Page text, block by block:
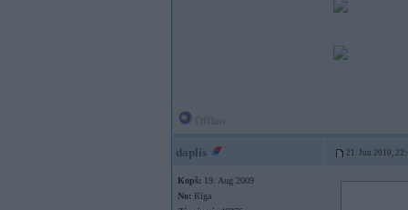
daplis 21. Jun 2010,
Kopš: 19. Aug 2009
No: Rīga